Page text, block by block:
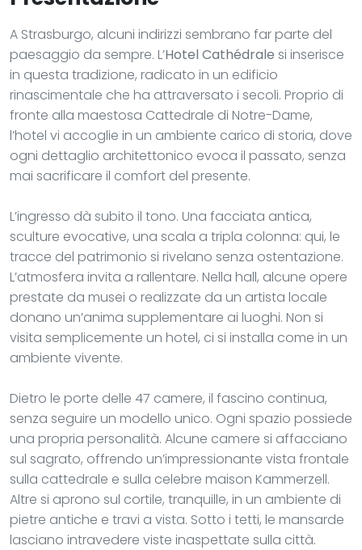
A Strasburgo, alcuni indirizzi sembrano far parte del
paesaggio da sempre. L’Hotel Cathédrale si inserisce
in questa tradizione, radicato in un edificio
rinascimentale che ha attraversato i secoli. Proprio di
fronte alla maestosa Cattedrale di Notre-Dame,
l’hotel vi accoglie in un ambiente carico di storia, dove
ogni dettaglio architettonico evoca il passato, senza
mai sacrificare il comfort del presente.
L’ingresso dà subito il tono. Una facciata antica,
sculture evocative, una scala a tripla colonna: qui, le
tracce del patrimonio si rivelano senza ostentazione.
L’atmosfera invita a rallentare. Nella hall, alcune opere
prestate da musei o realizzate da un artista locale
donano un’anima supplementare ai luoghi. Non si
visita semplicemente un hotel, ci si installa come in un
ambiente vivente.
Dietro le porte delle 47 camere, il fascino continua,
senza seguire un modello unico. Ogni spazio possiede
una propria personalità. Alcune camere si affacciano
sul sagrato, offrendo un’impressionante vista frontale
sulla cattedrale e sulla celebre maison Kammerzell.
Altre si aprono sul cortile, tranquille, in un ambiente di
pietre antiche e travi a vista. Sotto i tetti, le mansarde
lasciano intravedere viste inaspettate sulla città.